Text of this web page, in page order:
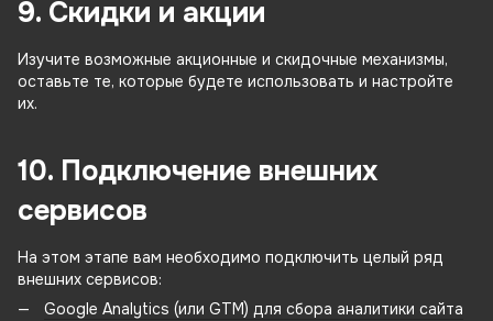
9. Скидки и акции
Изучите возможные акционные и скидочные механизмы,
оставьте те, которые будете использовать и настройте
их.
10. Подключение внешних
сервисов
На этом этапе вам необходимо подключить целый ряд
внешних сервисов:
Google Analytics (или GTM) для сбора аналитики сайта